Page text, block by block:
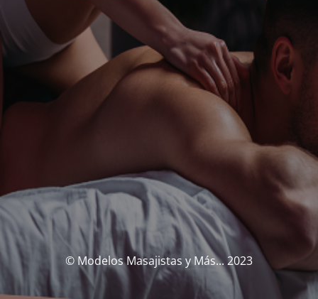
© Modelos Masajistas y Más... 2023